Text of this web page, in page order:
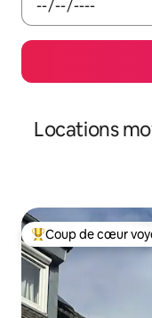
Locations
Coups de cœur
Coup de cœur